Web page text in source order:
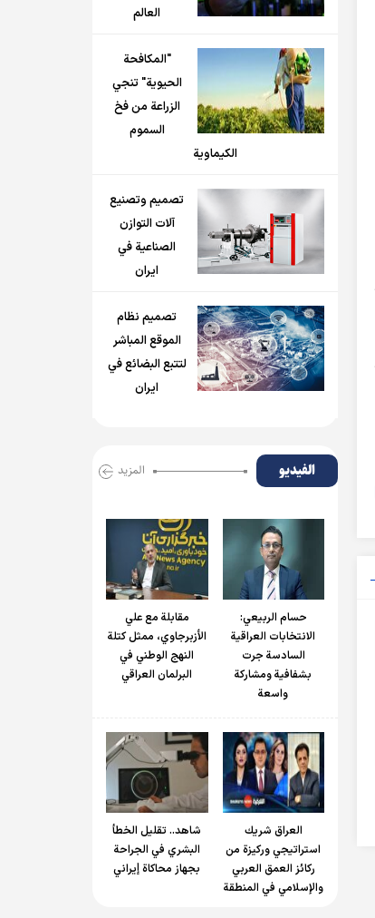
العالم
"المكافحة
الحيوية" تنجي
الزراعة من فخ
السموم
الكيماوية
تصميم وتصنيع
آلات التوازن
الصناعية في
ايران
تصميم نظام
الموقع المباشر
لتتبع البضائع في
ايران
الفیدیو المزید
حسام الربیعي:
الانتخابات العراقية
السادسة جرت
بشفافية ومشاركة
واسعة
مقابلة مع علي
الأزبرجاوي، ممثل كتلة
النهج الوطني في
البرلمان العراقي
العراق شريك
استراتيجي وركيزة من
ركائز العمق العربي
والإسلامي في المنطقة
شاهد.. تقليل الخطأ
البشري في الجراحة
بجهاز محاكاة إيراني